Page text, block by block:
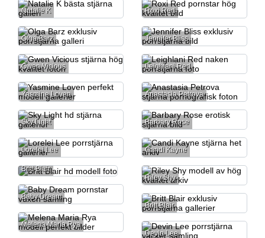
Natalie K Roxi Red
Olga Barz Jennifer Bliss
Gwen Vicious Leighlani Red
Yasmine Loven Anastasia Petrova
Sky Light Barbary Rose
Lorelei Lee Candi Kayne
Britt Blair
Riley Shy
Baby Dream
Britt Blair
Melena Maria Rya
Devin Lee